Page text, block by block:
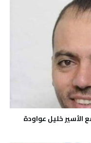
مع الأسير خليل عواودة